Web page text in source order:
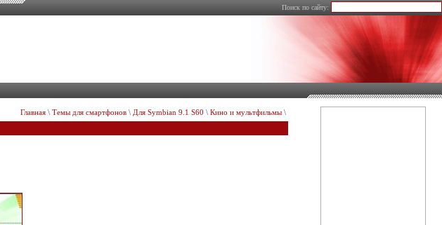
Поиск по сайту:
Главная \ Темы для смартфонов \ Для Symbian 9.1 S60 \ Кино и мультфильмы \